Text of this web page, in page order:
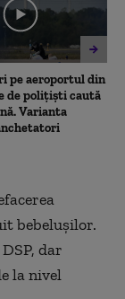
pe aeroportul din
de polițiști caută
Varianta
bebeluşilor.
dar
la nivel